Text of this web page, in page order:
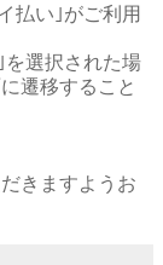
払い｣がご利用
を選択された場
遷移すること
きますようお